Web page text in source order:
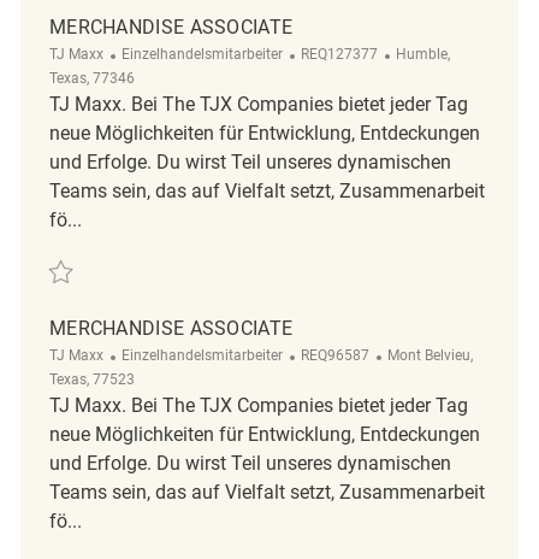
MERCHANDISE ASSOCIATE
TJ Maxx Kategorie
Einzelhandelsmitarbeiter ReqId
REQ127377 Ort
Humble,
Texas, 77346
TJ Maxx. Bei The TJX Companies bietet jeder Tag
neue Möglichkeiten für Entwicklung, Entdeckungen
und Erfolge. Du wirst Teil unseres dynamischen
Teams sein, das auf Vielfalt setzt, Zusammenarbeit
fö...
Retten Merchandise Associate REQ127377
MERCHANDISE ASSOCIATE
TJ Maxx Kategorie
Einzelhandelsmitarbeiter ReqId
REQ96587 Ort
Mont Belvieu,
Texas, 77523
TJ Maxx. Bei The TJX Companies bietet jeder Tag
neue Möglichkeiten für Entwicklung, Entdeckungen
und Erfolge. Du wirst Teil unseres dynamischen
Teams sein, das auf Vielfalt setzt, Zusammenarbeit
fö...